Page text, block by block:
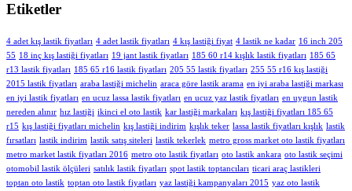
Etiketler
4 adet kış lastik fiyatları 4 adet lastik fiyatları 4 kış lastiği fiyat 4 lastik ne kadar 16 inch 205
55 18 inç kış lastiği fiyatları 19 jant lastik fiyatları 185 60 r14 kışlık lastik fiyatları 185 65
r13 lastik fiyatları 185 65 r16 lastik fiyatları 205 55 lastik fiyatları 255 55 r16 kış lastiği
2015 lastik fiyatları araba lastiği michelin araca göre lastik arama en iyi araba lastiği markası
en iyi lastik fiyatları en ucuz lassa lastik fiyatları en ucuz yaz lastik fiyatları en uygun lastik
nereden alınır hız lastiği ikinci el oto lastik kar lastiği markaları kış lastiği fiyatları 185 65
r15 kış lastiği fiyatları michelin kış lastiği indirim kışlık teker lassa lastik fiyatları kışlık lastik
fırsatları lastik indirim lastik satış siteleri lastik tekerlek metro gross market oto lastik fiyatları
metro market lastik fiyatları 2016 metro oto lastik fiyatları oto lastik ankara oto lastik seçimi
otomobil lastik ölçüleri satılık lastik fiyatları spot lastik toptancıları ticari araç lastikleri
toptan oto lastik toptan oto lastik fiyatları yaz lastiği kampanyaları 2015 yaz oto lastik